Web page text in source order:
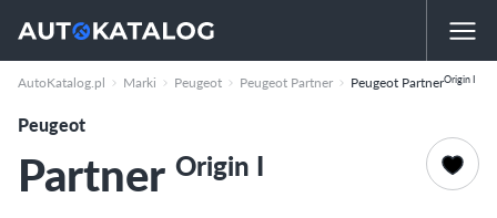
AutoKatalog.pl Marki Peugeot Peugeot Partner Peugeot PartnerOrigin I
Peugeot
Partner Origin I